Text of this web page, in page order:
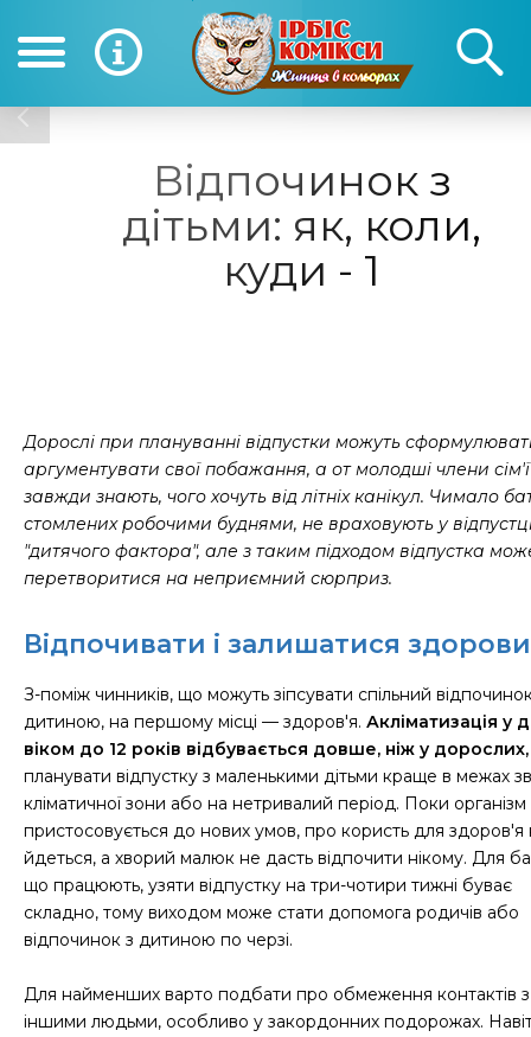
(050) 390-12-12
12-12
Відпочинок з
дітьми: як, коли,
куди - 1
Дорослі при плануванні відпустки можуть
аргументувати свої побажання, а от молодші члени
завжди знають, чого хочуть від літніх канікул. Чимало
стомлених робочими буднями, не враховують у
"дитячого фактора", але з таким підходом відпустка
перетворитися на неприємний сюрприз.
Відпочивати і залишатися
З-поміж чинників, що можуть зіпсувати спільний
дитиною, на першому місці — здоров'я. Акліматизація у
віком до 12 років відбувається довше, ніж у дорослих,
планувати відпустку з маленькими дітьми краще в межах
кліматичної зони або на нетривалий період. Поки
пристосовується до нових умов, про користь для здоров'я
йдеться, а хворий малюк не дасть відпочити нікому. Для
що працюють, узяти відпустку на три-чотири тижні буває
складно, тому виходом може стати допомога родичів або
відпочинок з дитиною по черзі.
Для найменших варто подбати про обмеження контактів з
іншими людьми, особливо у закордонних подорожах.